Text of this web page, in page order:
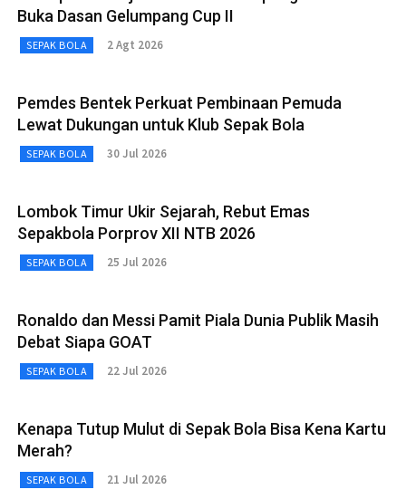
Buka Dasan Gelumpang Cup II
SEPAK BOLA 2 Agt 2026
Pemdes Bentek Perkuat Pembinaan Pemuda
Lewat Dukungan untuk Klub Sepak Bola
SEPAK BOLA 30 Jul 2026
Lombok Timur Ukir Sejarah, Rebut Emas
Sepakbola Porprov XII NTB 2026
SEPAK BOLA 25 Jul 2026
Ronaldo dan Messi Pamit Piala Dunia Publik Masih
Debat Siapa GOAT
SEPAK BOLA 22 Jul 2026
Kenapa Tutup Mulut di Sepak Bola Bisa Kena Kartu
Merah?
SEPAK BOLA 21 Jul 2026